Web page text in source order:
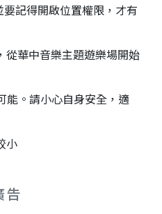
記得開啟位置權限，才有
從華中音樂主題遊樂場開始
能。請小心自身安全，適
小
告